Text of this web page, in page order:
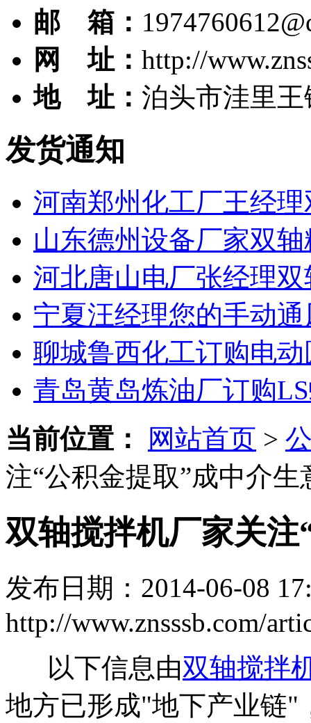
邮 箱：
网 址： http://
地 址： 泊头市洼里
发货通知
河南郑州化工厂王经
山东德州设备厂家双
河北唐山电厂张经理
宁夏汪经理您的手动
聊城鲁西化工订购电
青岛黄岛炼油厂订购
当前位置：
网站首页 >
注“公积金提取”成中介生
双轴搅拌机厂家关
发布日期：2014-06-08
http://www.znsssb.com/
以下信息由双轴搅拌
地方已形成"地下产业链"